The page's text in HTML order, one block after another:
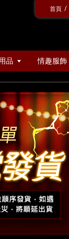
首頁
品 情趣服飾